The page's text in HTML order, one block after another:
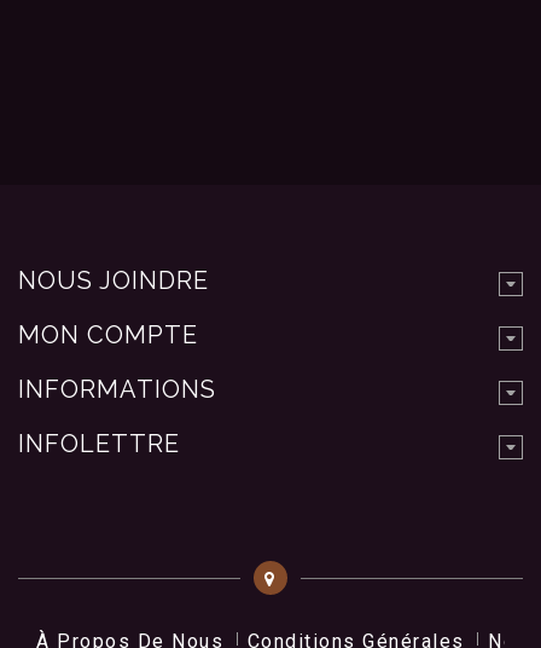
NOUS JOINDRE
MON COMPTE
INFORMATIONS
INFOLETTRE
À Propos De Nous Conditions Générales Nos